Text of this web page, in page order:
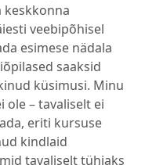
keskkonna
veebipõhisel
esimese nädala
saaksid
küsimusi. Minu
– tavaliselt ei
eriti kursuse
kindlaid
tavaliselt tühjaks